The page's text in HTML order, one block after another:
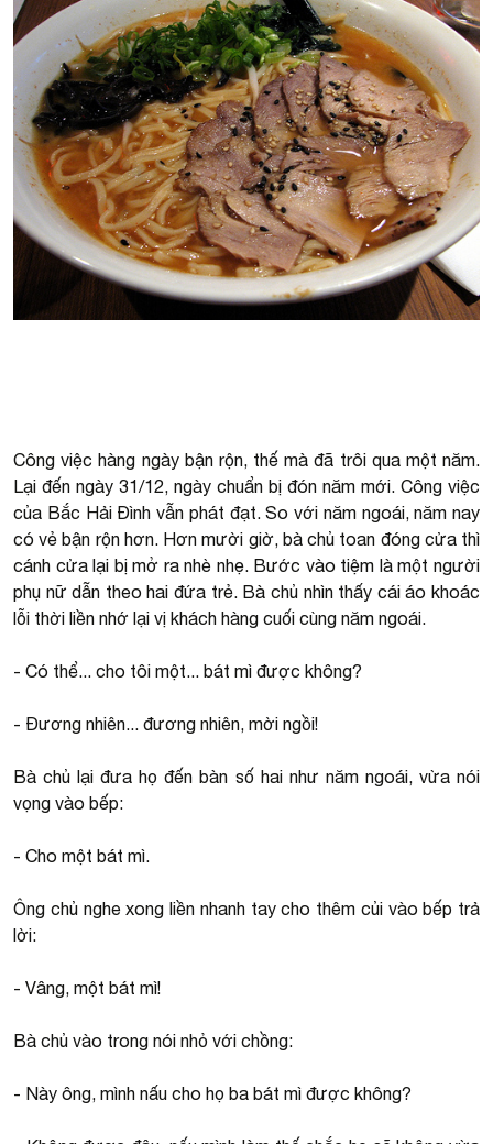
Công việc hàng ngày bận rộn, thế mà đã trôi qua một năm.
Lại đến ngày 31/12, ngày chuẩn bị đón năm mới. Công việc
của Bắc Hải Đình vẫn phát đạt. So với năm ngoái, năm nay
có vẻ bận rộn hơn. Hơn mười giờ, bà chủ toan đóng cửa thì
cánh cửa lại bị mở ra nhè nhẹ. Bước vào tiệm là một người
phụ nữ dẫn theo hai đứa trẻ. Bà chủ nhìn thấy cái áo khoác
lỗi thời liền nhớ lại vị khách hàng cuối cùng năm ngoái.
- Có thể... cho tôi một... bát mì được không?
- Đương nhiên... đương nhiên, mời ngồi!
Bà chủ lại đưa họ đến bàn số hai như năm ngoái, vừa nói
vọng vào bếp:
- Cho một bát mì.
Ông chủ nghe xong liền nhanh tay cho thêm củi vào bếp trả
lời:
- Vâng, một bát mì!
Bà chủ vào trong nói nhỏ với chồng:
- Này ông, mình nấu cho họ ba bát mì được không?